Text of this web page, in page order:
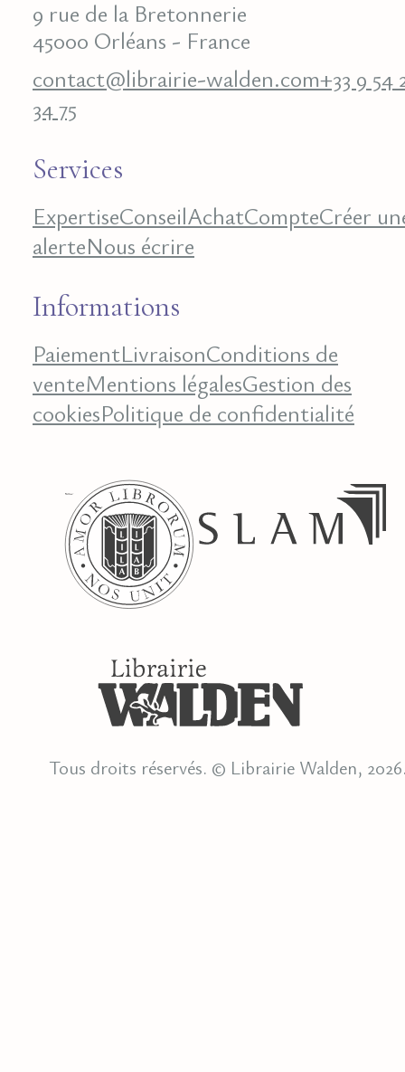
9 rue de la Bretonnerie
45000 Orléans - France
contact@librairie-walden.com+33 9 54
34 75
Services
ExpertiseConseilAchatCompteCréer
alerteNous écrire
Informations
PaiementLivraisonConditions de
venteMentions légalesGestion des
cookiesPolitique de confidentialité
Tous droits réservés. © Librairie Walden,